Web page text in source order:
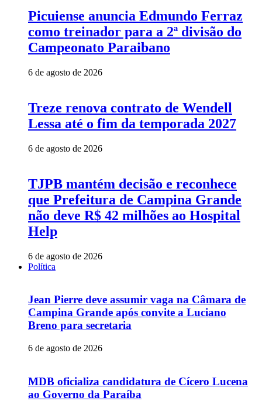
Picuiense anuncia Edmundo Ferraz
como treinador para a 2ª divisão do
Campeonato Paraibano
6 de agosto de 2026
Treze renova contrato de Wendell
Lessa até o fim da temporada 2027
6 de agosto de 2026
TJPB mantém decisão e reconhece
que Prefeitura de Campina Grande
não deve R$ 42 milhões ao Hospital
Help
6 de agosto de 2026
Política
Jean Pierre deve assumir vaga na Câmara de
Campina Grande após convite a Luciano
Breno para secretaria
6 de agosto de 2026
MDB oficializa candidatura de Cícero Lucena
ao Governo da Paraíba